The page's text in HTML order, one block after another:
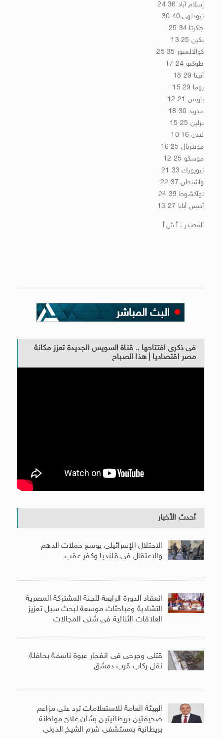
إسلام آباد 36 24
نيودلهى 40 30
جاكرتا 34 25
بكين 25 13
كوالالمبور 35 25
طوكيو 24 17
أثينا 29 18
روما 29 15
باريس 21 12
مدريد 30 18
برلين 25 15
لندن 16 10
مونتريال 25 16
موسكو 25 12
نيويورك 33 21
واشنطن 37 22
نواكشوط 39 24
أديس أبابا 27 13
المصدر : أ ش أ
فى ذكرى افتتاحها .. قناة السويس الجديدة تعزز مكانة
مصر اقتصاديا | هذا الصباح
أحدث الأخبار
الاحتلال الإسرائيلى يوسع حملات الدهم
والاعتقال فى قلنديا وكفر عقب
انعقاد الدورة الرابعة للجنة المشتركة المصرية
التشادية ومباحثات موسعة لبحث سبل تعزيز
العلاقات الثنائية فى شتى المجالات
قتلى وجرحى فى انفجار عبوة ناسفة بحافلة
نقل ركاب قرب دمشق
الهيئة العامة للاستعلامات ترد على مزاعم
صحيفتين بريطانيتين بشأن علاج مواطنة
بريطانية بمستشفى شرم الشيخ الدولى